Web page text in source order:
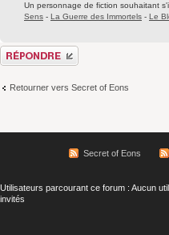
Un personnage de fiction souhaitant
Sens - La Guerre des Immortels - Le
Répondre
Retourner vers Secret of Eons
Secret of Eons
Utilisateurs parcourant ce forum : Aucun
invités